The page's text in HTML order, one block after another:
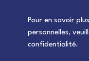
Pour en savoir
personnelles,
confidentialité.